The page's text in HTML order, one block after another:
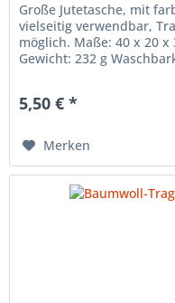
Große Jutetasche, mit
vielseitig verwendbar,
möglich. Maße: 40 x 20 x
Gewicht: 232 g
5,50 € *
Merken